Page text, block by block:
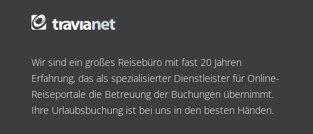
Wir sind ein großes Reisebüro mit fast 20 Jahren
Erfahrung, das als spezialisierter Dienstleister für Online-
Reiseportale die Betreuung der Buchungen übernimmt.
Ihre Urlaubsbuchung ist bei uns in den besten Händen.